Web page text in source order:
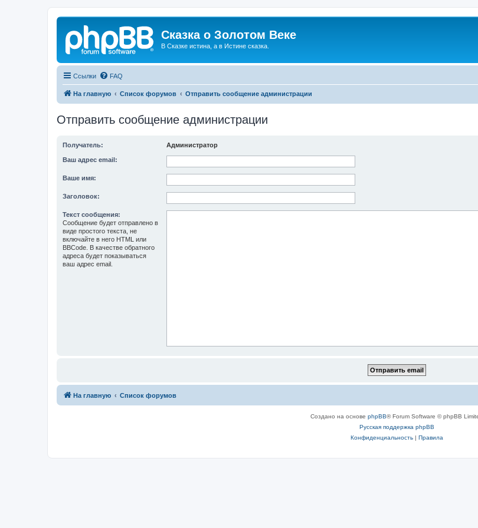
Сказка о Золотом Веке
В Сказке истина, а в Истине сказка.
Ссылки FAQ
На главную Список форумов Отправить сообщение администрации
Отправить сообщение администрации
Получатель: Администратор
Ваш адрес email:
Ваше имя:
Заголовок:
Текст сообщения:
Сообщение будет отправлено в
виде простого текста, не
включайте в него HTML или
BBCode. В качестве обратного
адреса будет показываться
ваш адрес email.
На главную Список форумов
Создано на основе phpBB® Forum Software © phpBB
Русская поддержка phpBB
Конфиденциальность| Правила